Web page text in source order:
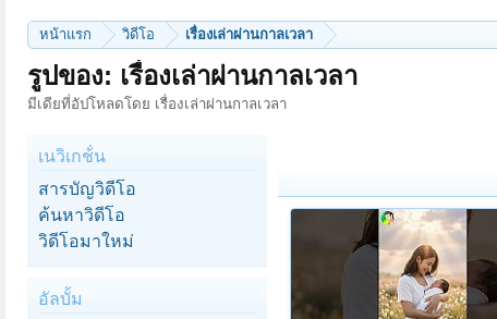
หน้าแรก วิดีโอ เรื่องเล่าผ่านกาลเวลา
รูปของ: เรื่องเล่าผ่านกาลเวลา
มีเดียที่อัปโหลดโดย เรื่องเล่าผ่านกาลเวลา
เนวิเกช้่น
สารบัญวิดีโอ
ค้นหาวิดีโอ
วิดีโอมาใหม่
อัลบั้ม